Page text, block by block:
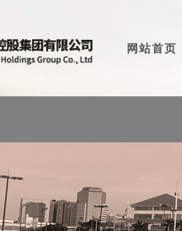
网站首页